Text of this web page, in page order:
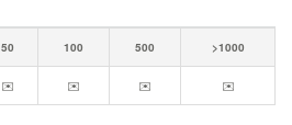
50 100 500 >1000
✉️ ✉️ ✉️ ✉️